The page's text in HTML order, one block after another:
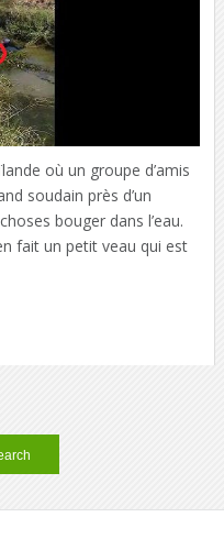
où un groupe d’amis
soudain près d’un
bouger dans l’eau.
fait un petit veau qui est